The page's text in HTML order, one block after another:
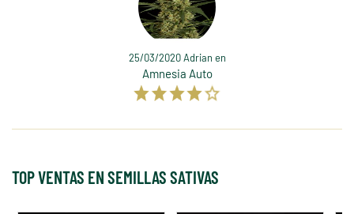
25/03/2020 Adrian en
Amnesia Auto
TOP VENTAS EN SEMILLAS SATIVAS